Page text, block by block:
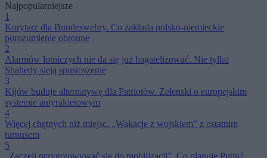
Najpopularniejsze
1
Korytarz dla Bundeswehry. Co zakłada polsko-niemieckie
porozumienie obronne
2
Alarmów lotniczych nie da się już bagatelizować. Nie tylko
Shahedy sieją spustoszenie
3
Kijów buduje alternatywę dla Patriotów. Zełenski o europejskim
systemie antyrakietowym
4
Więcej chętnych niż miejsc. „Wakacje z wojskiem” z ostatnim
turnusem
5
„Zaczęli przygotowywać się do mobilizacji”. Co planuje Putin?